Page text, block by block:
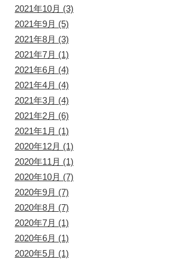
2021年10月 (3)
2021年9月 (5)
2021年8月 (3)
2021年7月 (1)
2021年6月 (4)
2021年4月 (4)
2021年3月 (4)
2021年2月 (6)
2021年1月 (1)
2020年12月 (1)
2020年11月 (1)
2020年10月 (7)
2020年9月 (7)
2020年8月 (7)
2020年7月 (1)
2020年6月 (1)
2020年5月 (1)